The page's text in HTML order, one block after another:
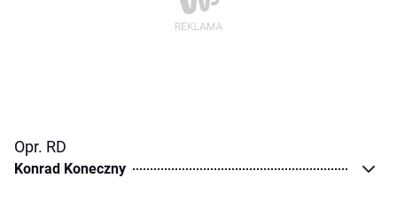
Opr. RD
Konrad Koneczny